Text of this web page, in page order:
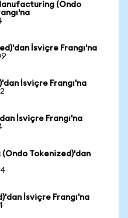
(Ondo
İsviçre Frangı'na
İsviçre Frangı'na
İsviçre Frangı'na
(Ondo Tokenized)'dan
İsviçre Frangı'na